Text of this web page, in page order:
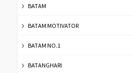
BATAM
BATAM MOTIVATOR
BATAM NO.1
BATANGHARI